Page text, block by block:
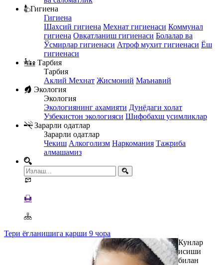
Гигиена
Гигиена
Шахсий гигиена Мехнат гигиенаси Коммунал
гигиена Овқатланиш гигиенаси Болалар ва
Ўсмирлар гигиенаси Атроф мухит гигиенаси Ёш
гигиенаси
Тарбия
Тарбия
Аклий Мехнат Жисмоний Маънавий
Экология
Экология
Экологиянинг ахамияти Дунёдаги холат
Узбекистон экологияси Шифобахш усимликлар
Зарарли одатлар
Зарарли одатлар
Чекиш Алкоголизм Наркомания Тажриба
алмашамиз
Тери ёғланишига қарши 9 чора
Кунлар
исиши
билан